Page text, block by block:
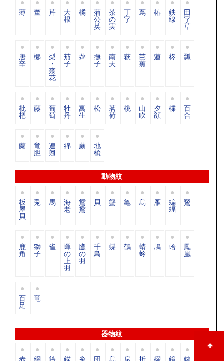
薄 董 芹 大
根
橘 蒲
公
英
茶
の
実
丁
字
蔦 椿 鉄
線
田
字
草
唐
辛
梛 梨
・
柰
花
茄
子
薺 撫
子
南
天
萩 芭
蕉
蓮 柊 瓢
枇
杷
藤 葡
萄
牡
丹
寓
生
松 茗
荷
桃 山
吹
夕
顔
楪 百
合
蘭 竜
胆
連
翹
綿 蕨 地
楡
動物紋
板
屋
貝
兎 馬 海
老
鴛
鴦
貝 蟹 亀 烏 雁 蝙
蝠
鷺
鹿
角
獅
子
雀 蟬
の
上
羽
鷹
の
羽
千
鳥
蝶 鶴 蜻
蛉
鳩 蛤 鳳
凰
百
足
竜
器物紋